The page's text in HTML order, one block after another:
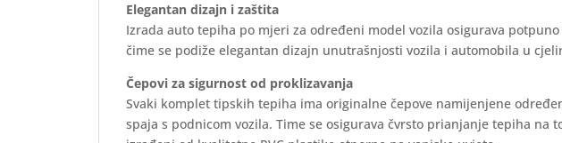
Elegantan dizajn i zaštita
Izrada auto tepiha po mjeri za određeni model vozila osigurava
čime se podiže elegantan dizajn unutrašnjosti vozila i automobila u
Čepovi za sigurnost od proklizavanja
Svaki komplet tipskih tepiha ima originalne čepove namijenjene
spaja s podnicom vozila. Time se osigurava čvrsto prianjanje tepiha na